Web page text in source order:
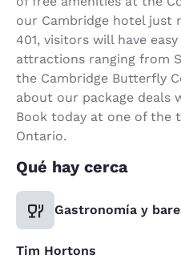
our Cambridge hotel just
401, visitors will have
attractions ranging from
the Cambridge Butterfly
about our package deals
Book today at one of the
Ontario.
Qué hay cerca
Gastronomía y
Tim Hortons